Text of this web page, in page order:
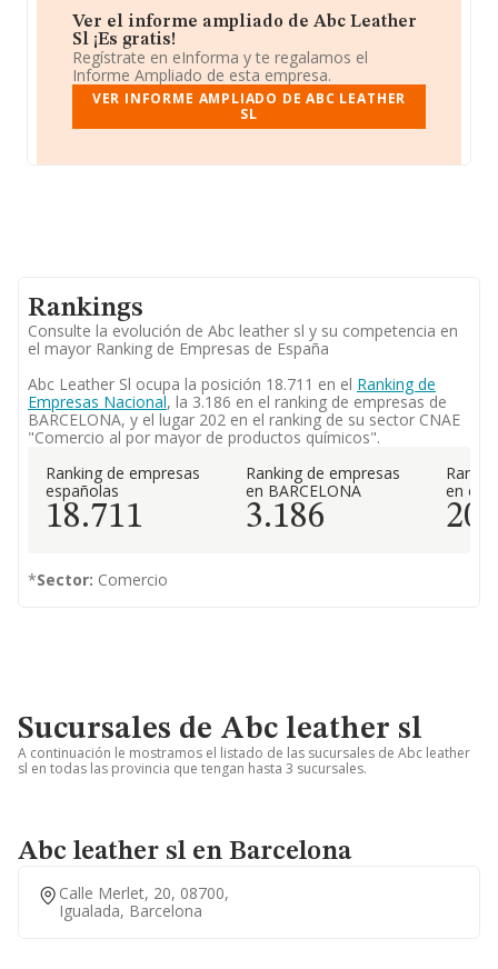
Ver el informe ampliado de Abc Leather
Sl ¡Es gratis!
Regístrate en eInforma y te regalamos el
Informe Ampliado de esta empresa.
VER INFORME AMPLIADO DE ABC LEATHER
SL
Rankings
Consulte la evolución de Abc leather sl y su competencia en
el mayor Ranking de Empresas de España
Abc Leather Sl ocupa la posición 18.711 en el Ranking de
Empresas Nacional, la 3.186 en el ranking de empresas de
BARCELONA, y el lugar 202 en el ranking de su sector CNAE
"Comercio al por mayor de productos químicos".
Ranking de empresas
españolas
18.711
Ranking de empresas
en BARCELONA
3.186
en el
202
*Sector: Comercio
Sucursales de Abc leather sl
A continuación le mostramos el listado de las sucursales de Abc leather
sl en todas las provincia que tengan hasta 3 sucursales.
Abc leather sl en Barcelona
Calle Merlet, 20, 08700,
Igualada, Barcelona